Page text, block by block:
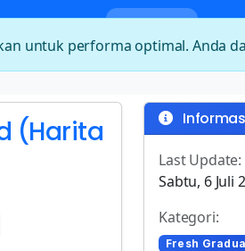
(Harita
Last Update:
Sabtu, 6 Juli
Kategori:
Fresh
untuk performa optimal. Anda